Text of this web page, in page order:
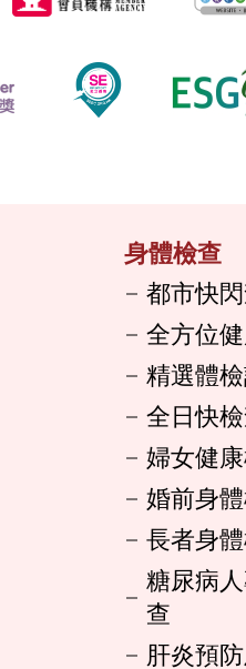
身體檢查
都市快
全方位
精選體
全日快
婦女健
婚前身
長者身
糖尿病
查
肝炎預